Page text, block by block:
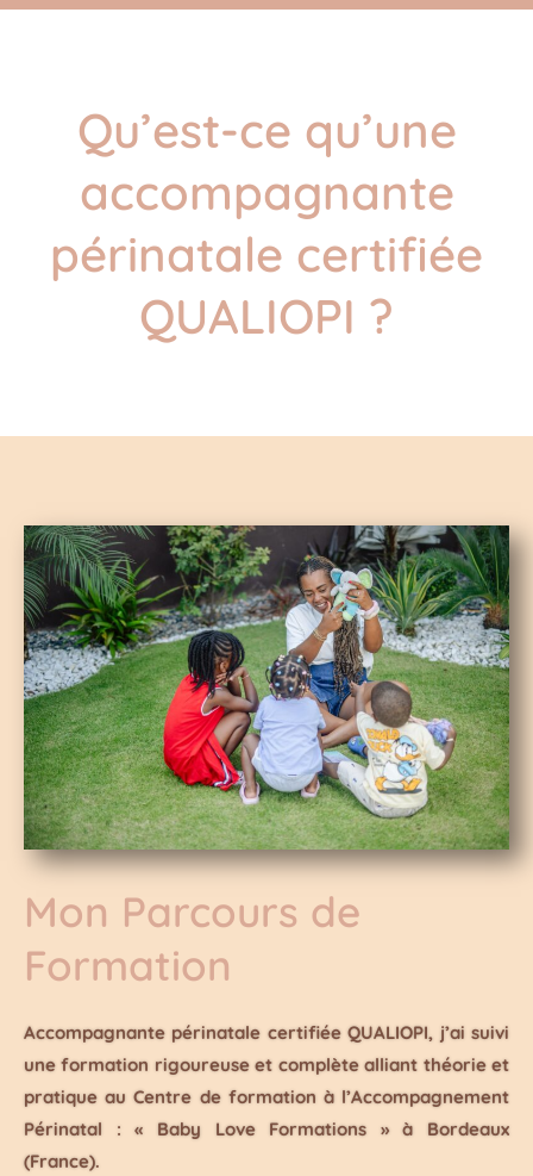
Qu’est-ce qu’une
accompagnante
périnatale certifiée
QUALIOPI ?
Mon Parcours de
Formation
Accompagnante périnatale certifiée QUALIOPI, j’ai suivi
une formation rigoureuse et complète alliant théorie et
pratique au Centre de formation à l’Accompagnement
Périnatal : « Baby Love Formations » à Bordeaux
(France).